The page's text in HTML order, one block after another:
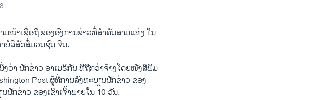
ມໜ້າເຊື່ອຖື ຂອງອົງການຂ່າວທີ່ສຳຄັນສາມແຫ່ງ ໃນ
ບໍລິສັດສື່ມວນຊົນ ຈີນ.
ວ່າ ນັກຂ່າວ ອາເມຣິກັນ ທີ່ຖືກວ່າຈ້າງໂດຍໜັງສືພິມ
Post ຜູ້ທີ່ການລົງທະບຽນນັກຂ່າວ ຂອງ
ກຂ່າວ ຂອງເຂົາເຈົ້າພາຍໃນ 10 ວັນ.